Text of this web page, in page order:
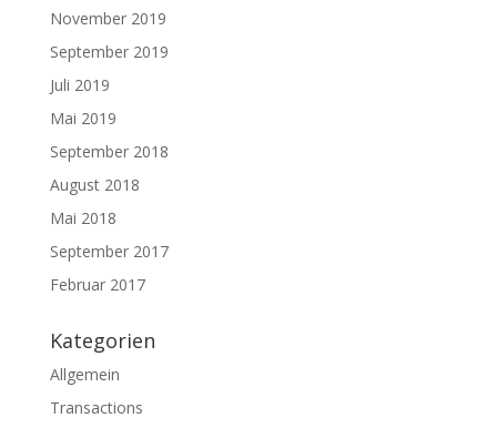
November 2019
September 2019
Juli 2019
Mai 2019
September 2018
August 2018
Mai 2018
September 2017
Februar 2017
Kategorien
Allgemein
Transactions